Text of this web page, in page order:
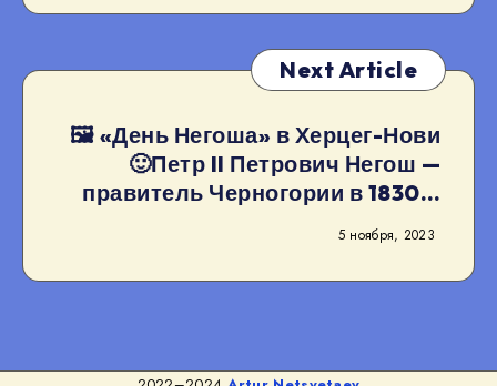
Next Article
🖼 «День Негоша» в Херцег-Нови
🙂Петр II Петрович Негош —
правитель Черногории в 1830…
5 ноября, 2023